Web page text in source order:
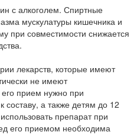
с алкоголем. Спиртные
мускулатуры кишечника и
при совместимости снижается
лекарств, которые имеют
не имеют
его прием нужно при
составу, а также детям до 12
препарат при
его приемом необходима